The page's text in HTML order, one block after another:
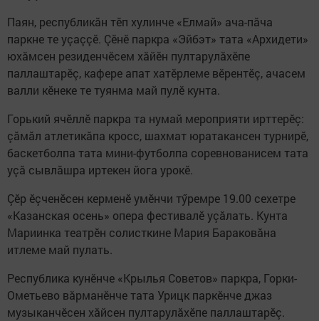
Паян, республикăн тĕп хулинче «Елмай» ача-пăча
паркне те уçаççĕ. Çĕнĕ паркра «Эйбэт» тата «Архидети»
юхăмсен резиденчĕсем хăйĕн пултарулăхĕпе
паллаштарĕç, кафере апат хатĕрлеме вĕрентĕç, ачасем
валли кĕнеке те туянма май пулĕ кунта.
Горький ячӗллӗ паркра та нумай мероприяти ирттерĕç:
çăмăл атлетикăпа кросс, шахмат юратакансен турнирӗ,
баскетболпа тата мини-футболпа соревнованисем тата
уçă сывлăшра иртекен йога урокĕ.
Çӗр ӗçченӗсен керменӗ умӗнчи тӳремре 19.00 сехетре
«Казанская осень» опера фестивалӗ уçӑлать. Кунта
Мариинка театрӗн солисткине Мария Бараковăна
итлеме май пулать.
Республика кунĕнче «Крылья Советов» паркра, Горки-
Ометьево вӑрманӗнче тата Урицк паркӗнче джаз
музыканчӗсен хăйсен пултарулăхĕпе паллаштарĕç.